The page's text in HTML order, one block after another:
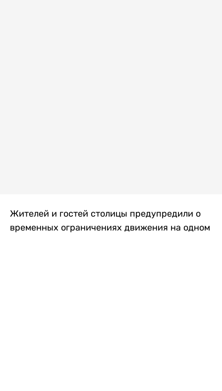
Жителей и гостей столицы предупредили о
временных ограничениях движения на одном